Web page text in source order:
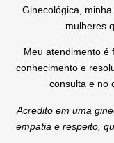
Ginecológica,
mulheres
Meu atendimento é
conhecimento e
consulta e no
Acredito em uma
empatia e respeito,